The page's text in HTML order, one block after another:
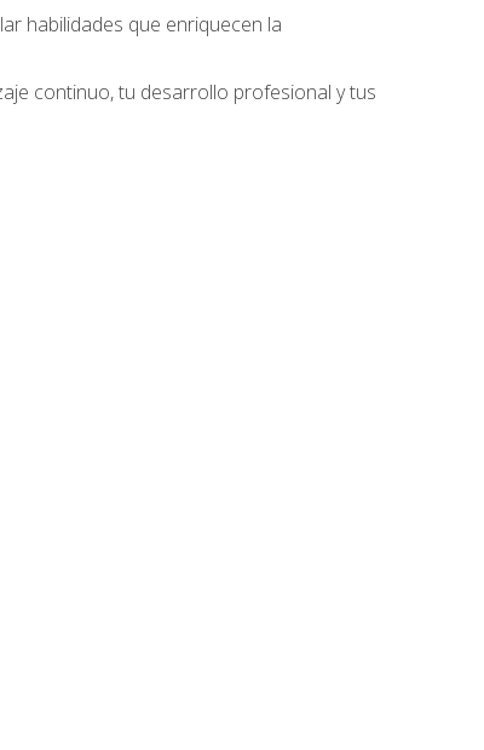
habilidades que enriquecen la
continuo, tu desarrollo profesional y tus